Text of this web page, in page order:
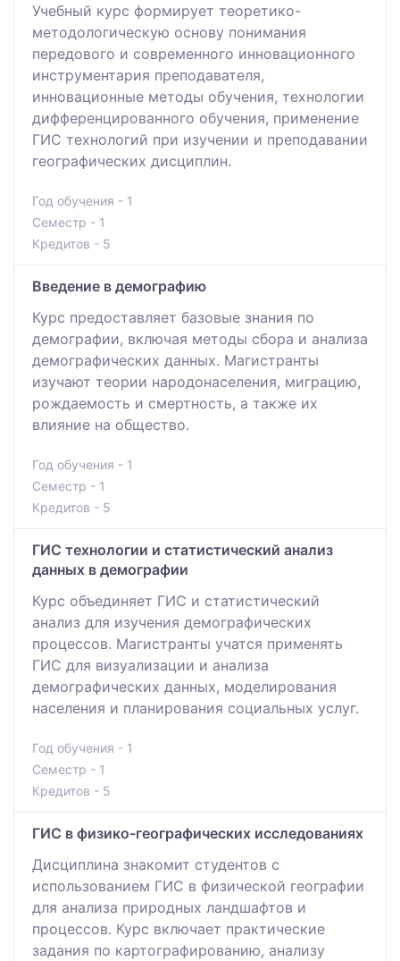
Учебный курс формирует теоретико-
методологическую основу понимания
передового и современного инновационного
инструментария преподавателя,
инновационные методы обучения, технологии
дифференцированного обучения, применение
ГИС технологий при изучении и преподавании
географических дисциплин.
Год обучения - 1
Семестр - 1
Кредитов - 5
Введение в демографию
Курс предоставляет базовые знания по
демографии, включая методы сбора и анализа
демографических данных. Магистранты
изучают теории народонаселения, миграцию,
рождаемость и смертность, а также их
влияние на общество.
Год обучения - 1
Семестр - 1
Кредитов - 5
ГИС технологии и статистический анализ
данных в демографии
Курс объединяет ГИС и статистический
анализ для изучения демографических
процессов. Магистранты учатся применять
ГИС для визуализации и анализа
демографических данных, моделирования
населения и планирования социальных услуг.
Год обучения - 1
Семестр - 1
Кредитов - 5
ГИС в физико-географических исследованиях
Дисциплина знакомит студентов с
использованием ГИС в физической географии
для анализа природных ландшафтов и
процессов. Курс включает практические
задания по картографированию, анализу